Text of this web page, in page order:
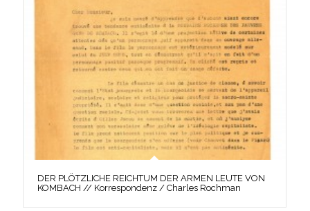
DER PLÖTZLICHE REICHTUM DER ARMEN LEUTE VON
KOMBACH // Korrespondenz / Charles Rochman